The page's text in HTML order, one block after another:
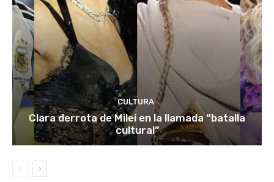
CULTURA
Clara derrota de Milei en la llamada “batalla
cultural”